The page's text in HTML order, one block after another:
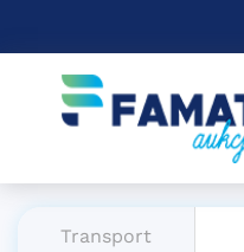
Transport